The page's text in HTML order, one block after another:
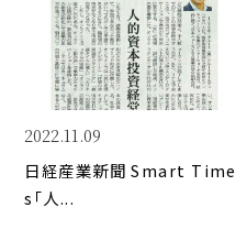
Li
n
k
b
o
o
d
I
n
2022.11.09
日経産業新聞 Smart Time
s「人...